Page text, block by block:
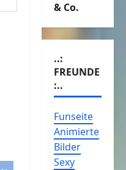
& Co.
..:
FREUNDE
:..
Funseite
Animierte
Bilder
Sexy